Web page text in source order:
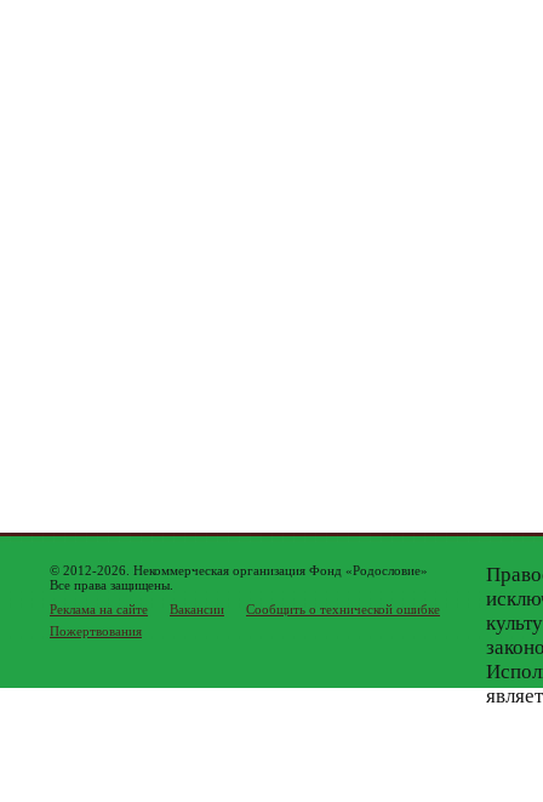
© 2012-2026. Некоммерческая организация Фонд «Родословие»
Все права защищены.
Реклама на сайте
Вакансии
Сообщить о технической ошибке
Пожертвования